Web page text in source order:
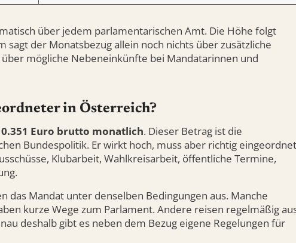
über jedem parlamentarischen Amt. Die Höhe folgt
sagt der Monatsbezug allein noch nichts über zusätzliche
mögliche Nebeneinkünfte bei Mandatarinnen und
in Österreich?
Euro brutto monatlich. Dieser Betrag ist die
Bundespolitik. Er wirkt hoch, muss aber richtig eingeordnet
Klubarbeit, Wahlkreisarbeit, öffentliche Termine,
das Mandat unter denselben Bedingungen aus. Manche
kurze Wege zum Parlament. Andere reisen regelmäßig
deshalb gibt es neben dem Bezug eigene Regelungen für